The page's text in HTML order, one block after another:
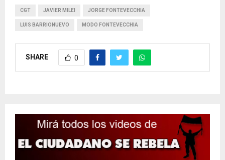
CGT JAVIER MILEI JORGE FONTEVECCHIA
LUIS BARRIONUEVO MODO FONTEVECCHIA
SHARE 0